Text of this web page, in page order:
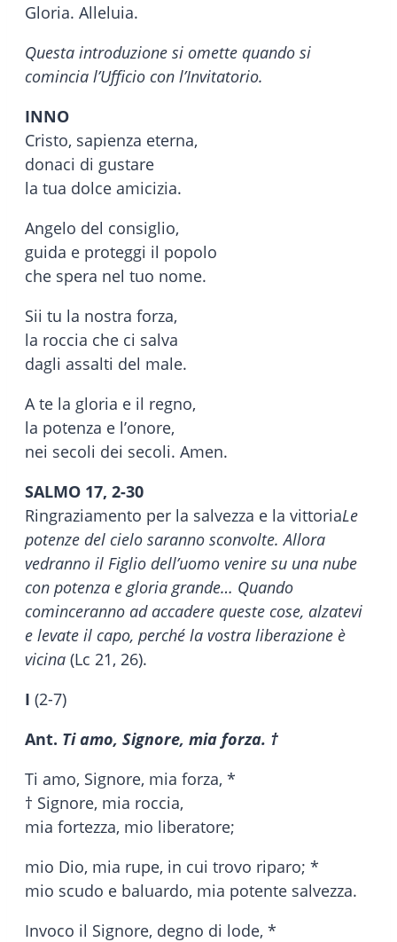
Gloria. Alleluia.
Questa introduzione si omette quando si
comincia l’Ufficio con l’Invitatorio.
INNO
Cristo, sapienza eterna,
donaci di gustare
la tua dolce amicizia.
Angelo del consiglio,
guida e proteggi il popolo
che spera nel tuo nome.
Sii tu la nostra forza,
la roccia che ci salva
dagli assalti del male.
A te la gloria e il regno,
la potenza e l’onore,
nei secoli dei secoli. Amen.
SALMO 17, 2-30
Ringraziamento per la salvezza e la vittoriaLe
potenze del cielo saranno sconvolte. Allora
vedranno il Figlio dell’uomo venire su una nube
con potenza e gloria grande… Quando
cominceranno ad accadere queste cose, alzatevi
e levate il capo, perché la vostra liberazione è
vicina (Lc 21, 26).
I (2-7)
Ant. Ti amo, Signore, mia forza. †
Ti amo, Signore, mia forza, *
† Signore, mia roccia,
mia fortezza, mio liberatore;
mio Dio, mia rupe, in cui trovo riparo; *
mio scudo e baluardo, mia potente salvezza.
Invoco il Signore, degno di lode, *